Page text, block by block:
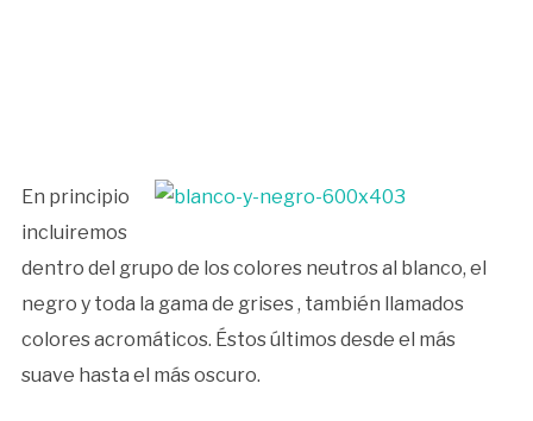
En principio
incluiremos
dentro del grupo de los colores neutros al blanco, el
negro y toda la gama de grises , también llamados
colores acromáticos. Éstos últimos desde el más
suave hasta el más oscuro.